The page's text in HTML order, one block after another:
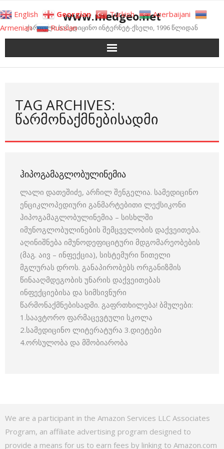
to
content
www.medgeo.net
ქართული სამედიცინო ინტერნეტ-ქსელი, 1996 წლიდან
TAG ARCHIVES:
ᲬᲐᲠᲛᲝᲜᲐᲥᲛᲜᲔᲑᲘᲡᲐᲓᲛᲘ
ᲰᲘᲞᲝᲒᲐᲛᲐᲒᲚᲝᲑᲣᲚᲘᲜᲔᲛᲘᲐ
ლალი დათეშიძე, არჩილ შენგელია. სამედიცინო
ენციკლოპედიური განმარტებითი ლექსიკონი
ჰიპოგამაგლობულინემია – სისხლში
იმუნოგლობულინების შემცველობის დაქვეითება.
აღინიშნება იმუნოდეფიციტური მდგომარეობების
(მაგ. აივ – ინფექცია), სისტემური წითელი
მგლურას დროს. განაპირობებს ორგანიზმის
წინააღმდეგობის უნარის დაქვეითებას
ინფექციებისა და სიმსივნური
წარმონაქმნებისადმი. გაფრთხილება! ბმულები:
1.საავტორო ფარმაცევტული სკოლა
2.სამედიცინო ლიტერატურა 3.დიეტები
4.ორსულობა და მშობიარობა
We are a participant in the Amazon Services LLC Associates
Program, an affiliate advertising program designed to
provide a means for us to earn fees by linking to Amazon.com
English Georgian Turkish
Azerbaijani
Armenian
Russian